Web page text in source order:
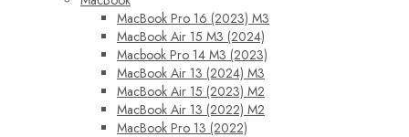
MacBook Pro 16 (2023) M3
MacBook Air 15 M3 (2024)
Macbook Pro 14 M3 (2023)
MacBook Air 13 (2024) M3
MacBook Air 15 (2023) M2
MacBook Air 13 (2022) M2
MacBook Pro 13 (2022)